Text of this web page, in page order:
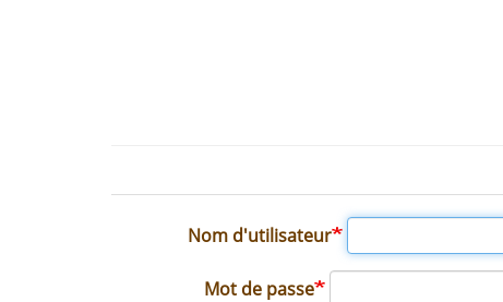
Onglets
principaux
Nom d'utilisateur
Mot de passe